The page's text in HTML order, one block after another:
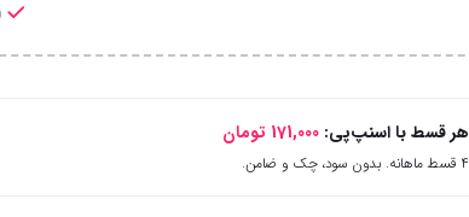
هر قسط با اسنپ‌پی:171,000 تومان
۴ قسط ماهانه. بدون سود، چک و ضامن.